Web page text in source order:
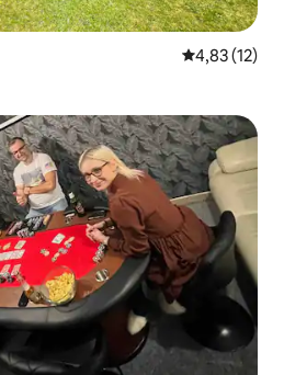
Gemiddelde
4,83 (12)